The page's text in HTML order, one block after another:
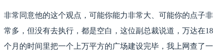
非常同意他的这个观点，可能你能力非常大、可能你的点子非
常多，但没有去执行，都是空白，这位副总裁说道，万达在18
个月的时间里把一个上万平方的广场建设完毕，我上网查了一